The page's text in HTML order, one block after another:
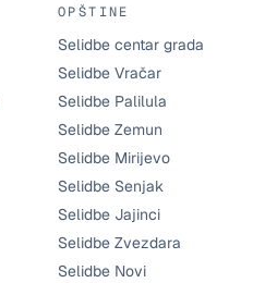
OPŠTINE
Selidbe centar grada
Selidbe Vračar
Selidbe Palilula
Selidbe Zemun
Selidbe Mirijevo
Selidbe Senjak
Selidbe Jajinci
Selidbe Zvezdara
Selidbe Novi